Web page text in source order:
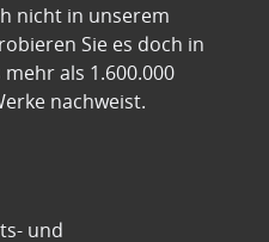
nicht in unserem
Sie es doch in
als 1.600.000
nachweist.
und